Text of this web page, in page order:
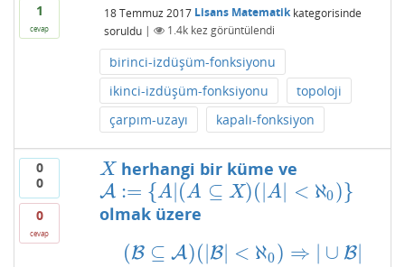
1
cevap
18 Temmuz 2017 Lisans Matematikkategorisinde
soruldu | 1.4kkez görüntülendi
birinci-izdüşüm-fonksiyonu
ikinci-izdüşüm-fonksiyonu
topoloji
çarpım-uzayı
kapalı-fonksiyon
0
0
0
cevap
X
X herhangi bir küme ve
A := {A|(A ⊆ X)(|A| < ℵ0)}
A:={A| (A⊆ X)(| A|<ℵ0)}
olmak üzere
(B ⊆ A)( B| < ℵ0 ) ⇒ ∪ B
B⊆A)(| B|< ℵ0 )⇒|∪ B| ℵ0